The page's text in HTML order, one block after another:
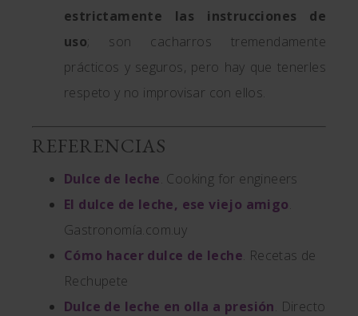
estrictamente las instrucciones de
uso; son cacharros tremendamente
prácticos y seguros, pero hay que tenerles
respeto y no improvisar con ellos.
REFERENCIAS
Dulce de leche. Cooking for engineers
El dulce de leche, ese viejo amigo.
Gastronomía.com.uy
Cómo hacer dulce de leche. Recetas de
Rechupete
Dulce de leche en olla a presión. Directo